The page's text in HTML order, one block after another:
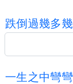
跌倒 過幾多幾
一生 之中彎彎